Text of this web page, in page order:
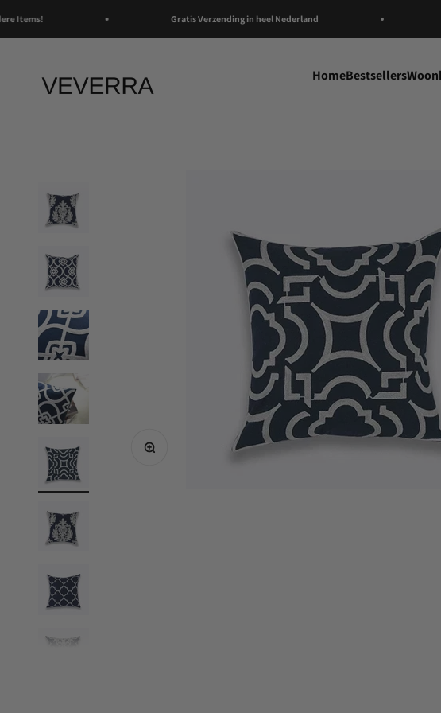
Items! Gratis Verzending in heel Nederland
HomeBestsellers
Veverra